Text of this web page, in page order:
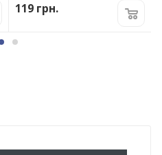
119 грн.